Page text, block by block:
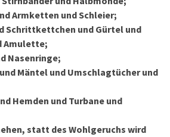
Armketten und Schleier;
Schrittkettchen und Gürtel und
Amulette;
Nasenringe;
Mäntel und Umschlagtücher und
Hemden und Turbane und
statt des Wohlgeruchs wird